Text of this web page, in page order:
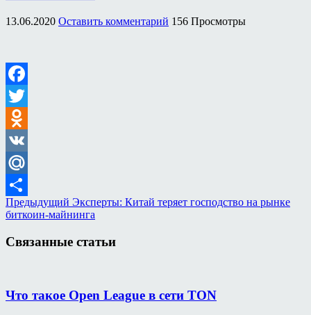
13.06.2020 Оставить комментарий 156 Просмотры
Facebook
Twitter
Odnoklassniki
VK
Mail.Ru
Отправить
Предыдущий Эксперты: Китай теряет господство на рынке
биткоин-майнинга
Связанные статьи
Что такое Open League в сети TON